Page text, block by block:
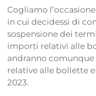
Cogliamo
in cui decidessi di
sospensione dei
importi relativi alle
andranno
relative alle bollette
2023.